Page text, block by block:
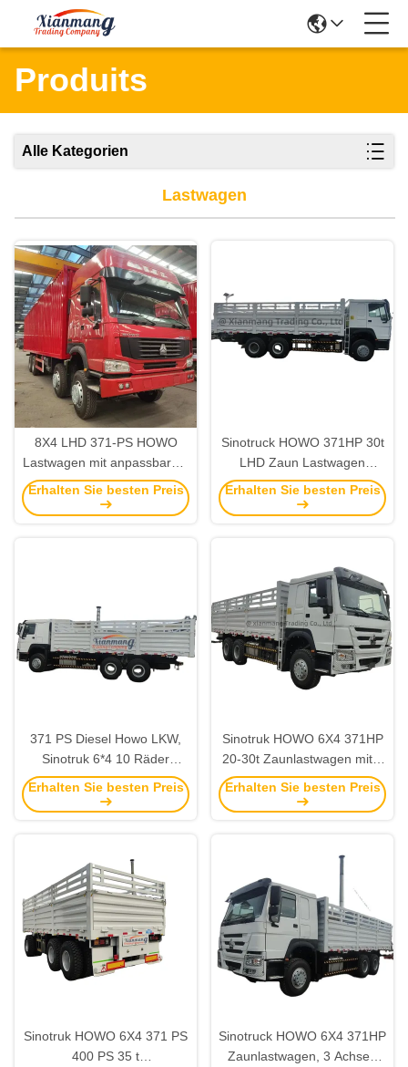
Produits
Alle Kategorien
Lastwagen
8X4 LHD 371-PS HOWO
Lastwagen mit anpassbarem
Lenkrad und PS-
Konfigurationsreifen
Erhalten Sie besten Preis
Sinotruck HOWO 371HP 30t
LHD Zaun Lastwagen
Lastwagen Dolly
Vollseitenwandbrett
Erhalten Sie besten Preis
371 PS Diesel Howo LKW,
Sinotruk 6*4 10 Räder
Gebraucht LKW
Erhalten Sie besten Preis
Sinotruk HOWO 6X4 371HP
20-30t Zaunlastwagen mit 3
Achsen
Gebrauchtzugstreifenanhänger
Erhalten Sie besten Preis
Sinotruk HOWO 6X4 371 PS
400 PS 35 t
Sinotruck HOWO 6X4 371HP
Zaunlastwagen, 3 Achsen